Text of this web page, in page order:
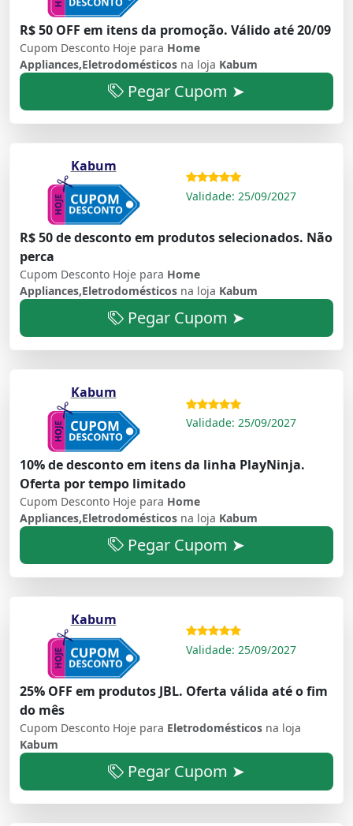
R$ 50 OFF em itens da promoção. Válido até 20/09
Cupom Desconto Hoje para Home
Appliances,Eletrodomésticos na loja Kabum
Pegar Cupom ➤
Kabum
Validade: 25/09/2027
R$ 50 de desconto em produtos selecionados. Não
perca
Cupom Desconto Hoje para Home
Appliances,Eletrodomésticos na loja Kabum
Pegar Cupom ➤
Kabum
Validade: 25/09/2027
10% de desconto em itens da linha PlayNinja.
Oferta por tempo limitado
Cupom Desconto Hoje para Home
Appliances,Eletrodomésticos na loja Kabum
Pegar Cupom ➤
Kabum
Validade: 25/09/2027
25% OFF em produtos JBL. Oferta válida até o fim
do mês
Cupom Desconto Hoje para Eletrodomésticos na loja
Kabum
Pegar Cupom ➤